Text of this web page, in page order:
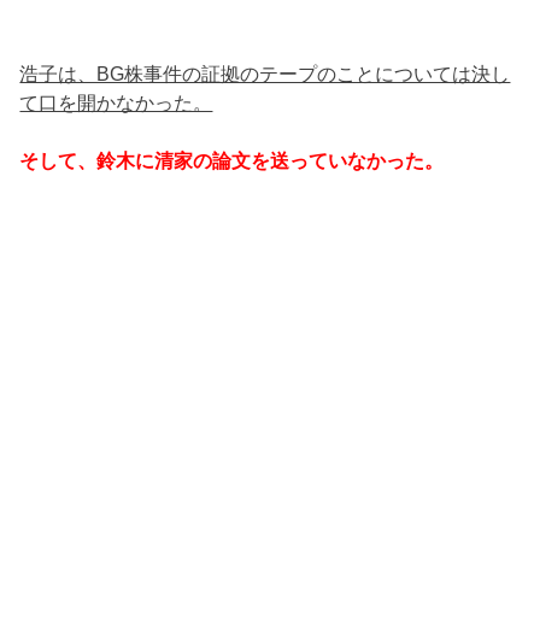
浩子は、BG株事件の証拠のテープのことについては決し
て口を開かなかった。
そして、鈴木に清家の論文を送っていなかった。